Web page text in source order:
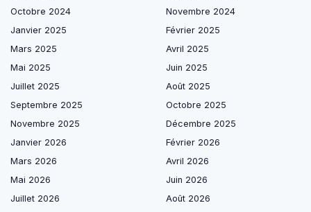
Octobre 2024
Novembre 2024
Janvier 2025
Février 2025
Mars 2025
Avril 2025
Mai 2025
Juin 2025
Juillet 2025
Août 2025
Septembre 2025
Octobre 2025
Novembre 2025
Décembre 2025
Janvier 2026
Février 2026
Mars 2026
Avril 2026
Mai 2026
Juin 2026
Juillet 2026
Août 2026